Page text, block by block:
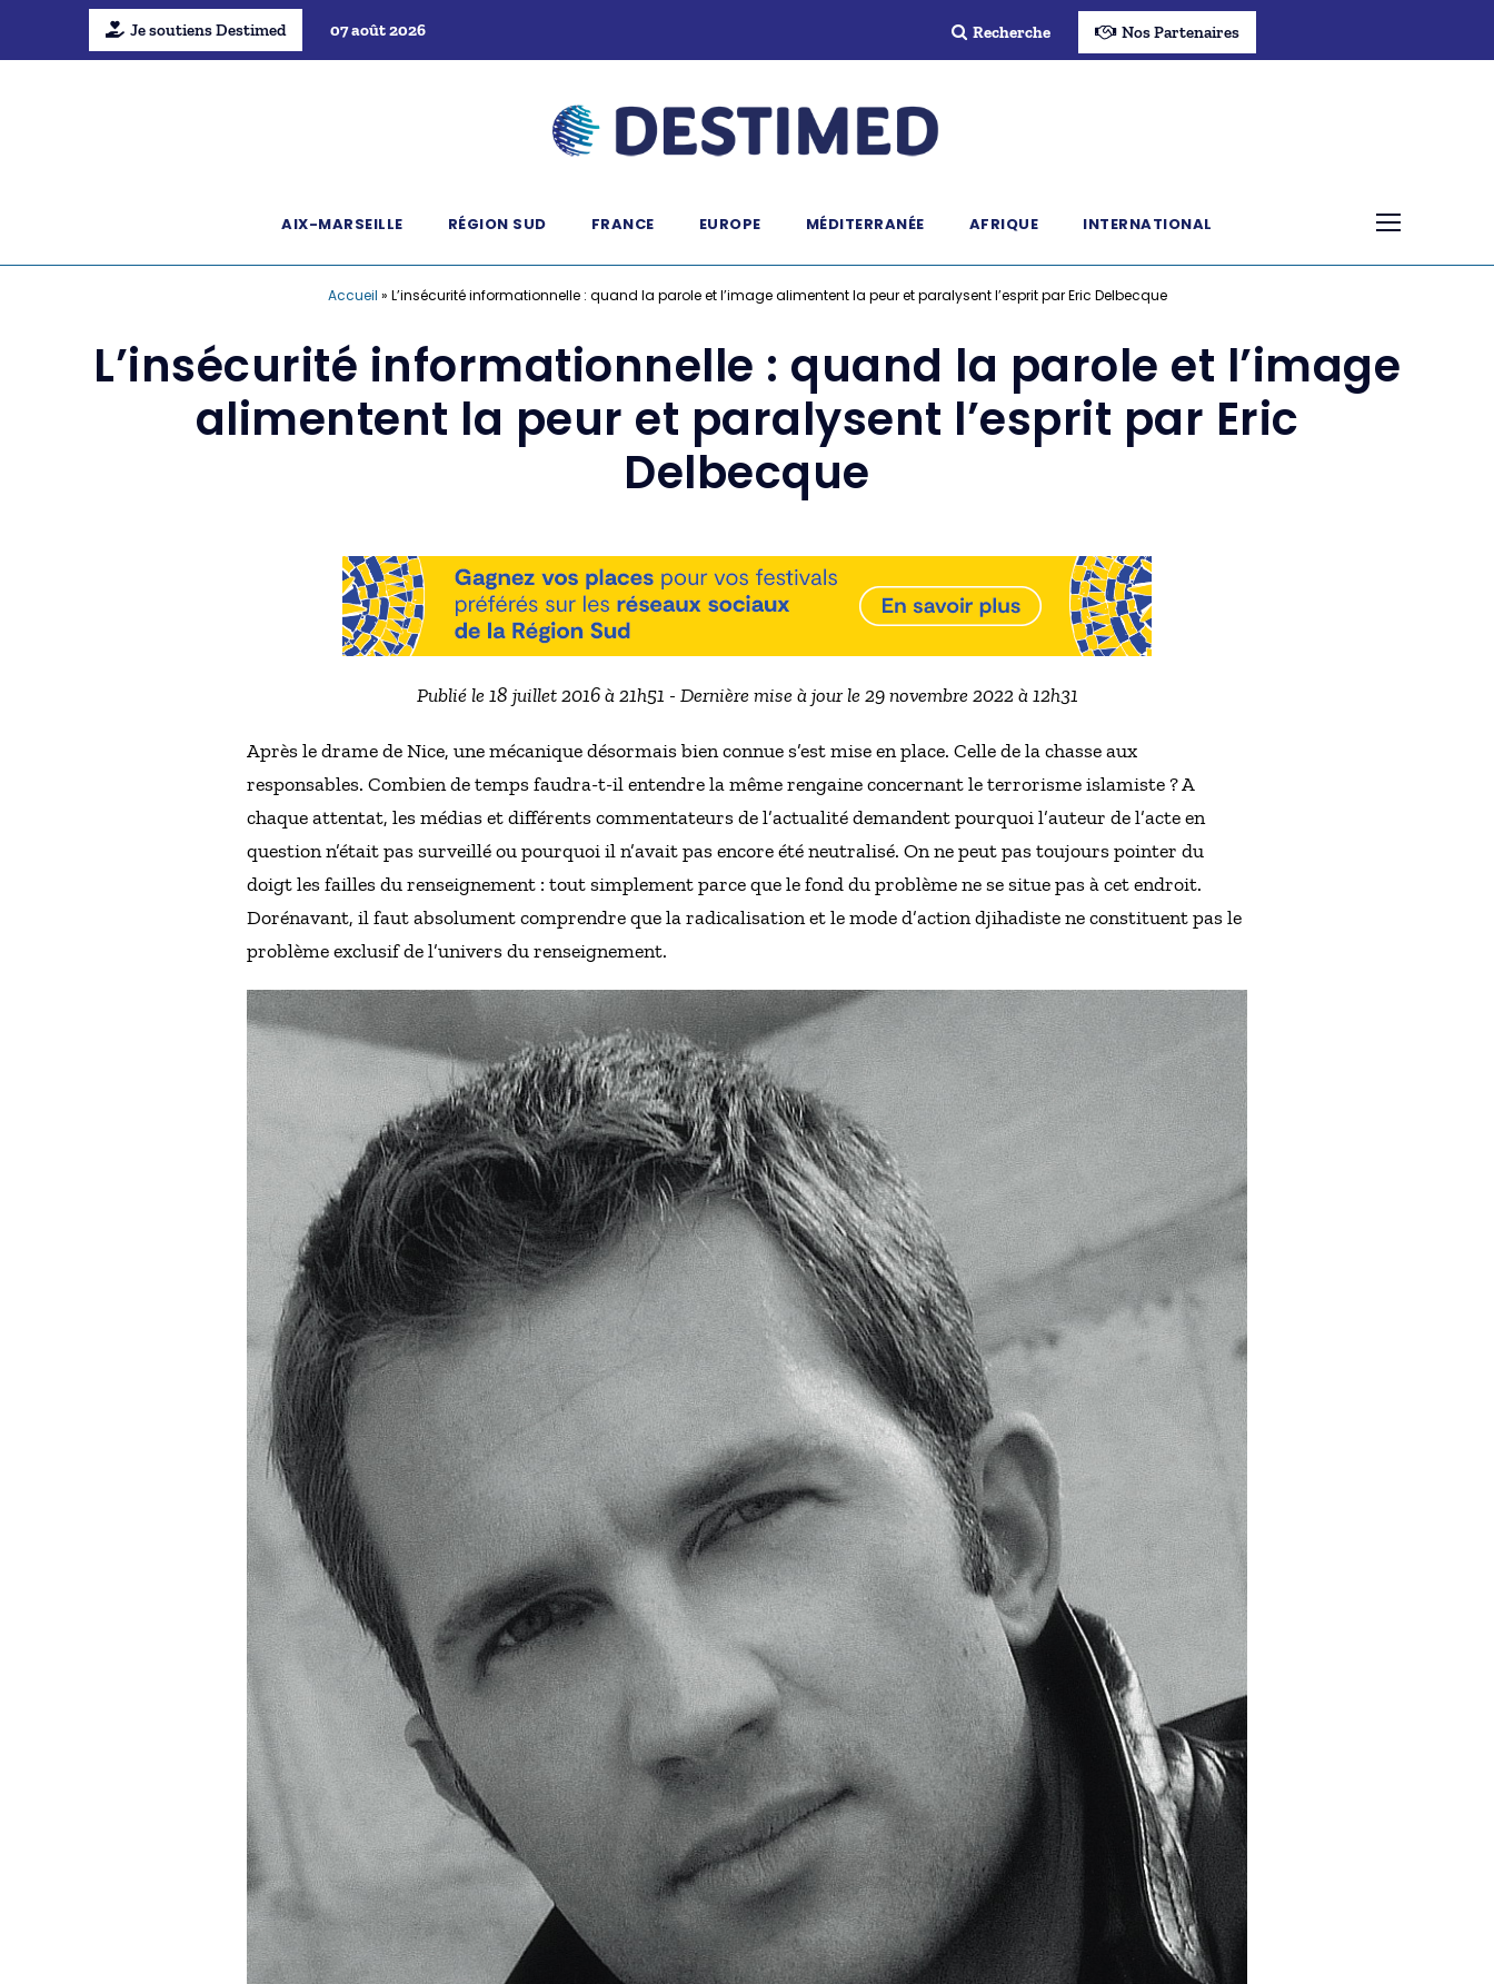
Je soutiens Destimed 07 août 2026 Recherche Nos Partenaires
AIX-MARSEILLE RÉGION SUD FRANCE EUROPE MÉDITERRANÉE AFRIQUE INTERNATIONAL
Accueil » L’insécurité informationnelle : quand la parole et l’image alimentent la peur et paralysent l’esprit par Eric Delbecque
L’insécurité informationnelle : quand la parole et l’image
alimentent la peur et paralysent l’esprit par Eric
Delbecque
Publié le 18 juillet 2016 à 21h51 - Dernière mise à jour le 29 novembre 2022 à 12h31
Après le drame de Nice, une mécanique désormais bien connue s’est mise en place. Celle de la chasse aux
responsables. Combien de temps faudra-t-il entendre la même rengaine concernant le terrorisme islamiste ? A
chaque attentat, les médias et différents commentateurs de l’actualité demandent pourquoi l’auteur de l’acte en
question n’était pas surveillé ou pourquoi il n’avait pas encore été neutralisé. On ne peut pas toujours pointer du
doigt les failles du renseignement : tout simplement parce que le fond du problème ne se situe pas à cet endroit.
Dorénavant, il faut absolument comprendre que la radicalisation et le mode d’action djihadiste ne constituent pas le
problème exclusif de l’univers du renseignement.